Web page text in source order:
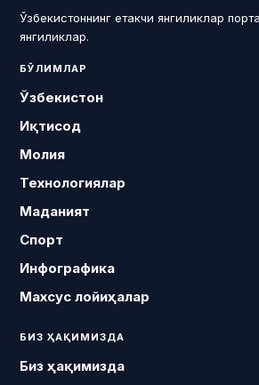
Ўзбекистоннинг етакчи янгиликлар
янгиликлар.
БЎЛИМЛАР
Ўзбекистон
Иқтисод
Молия
Технологиялар
Маданият
Спорт
Инфографика
Махсус лойиҳалар
БИЗ ҲАҚИМИЗДА
Биз ҳақимизда